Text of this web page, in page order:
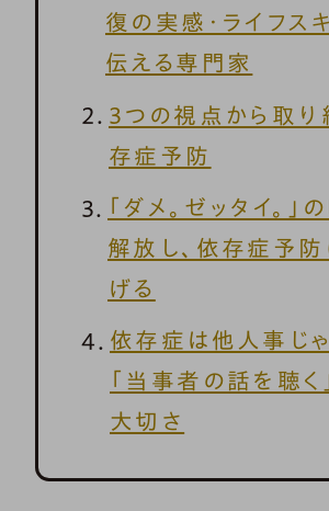
復の実感・ライフス
伝える専門家
3つの視点から取り
存症予防
「ダメ。ゼッタイ。」
解放し、依存症予防
げる
依存症は他人事じゃ
「当事者の話を聴く
大切さ